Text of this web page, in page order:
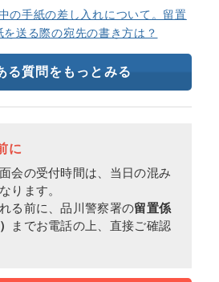
の手紙の差し入れについて。留置
を送る際の宛先の書き方は？
る質問をもっとみる
に
会の受付時間は、当日の混み
ります。
る前に、品川警察署の留置係
までお電話の上、直接ご確認